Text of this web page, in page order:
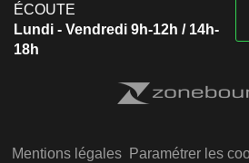
ÉCOUTE
Lundi - Vendredi 9h-12h / 14h-
18h
Mentions légales Paramétrer les